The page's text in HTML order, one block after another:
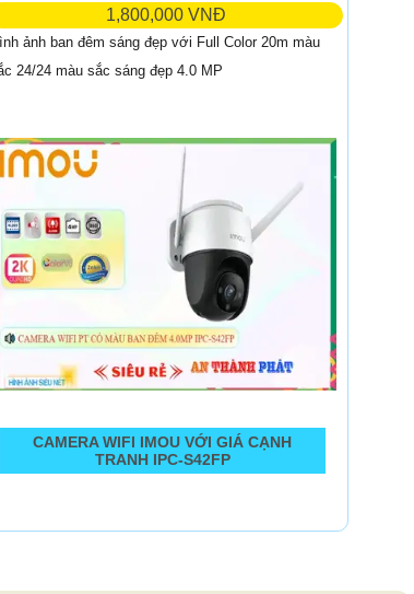
CAMERA WIFI IMOU VỚI GIÁ CẠNH
TRANH IPC-S42FP
1,800,000 VNĐ
ảnh ban đêm sáng đẹp với Full Color 20m màu
24/24 màu sắc sáng đẹp 4.0 MP